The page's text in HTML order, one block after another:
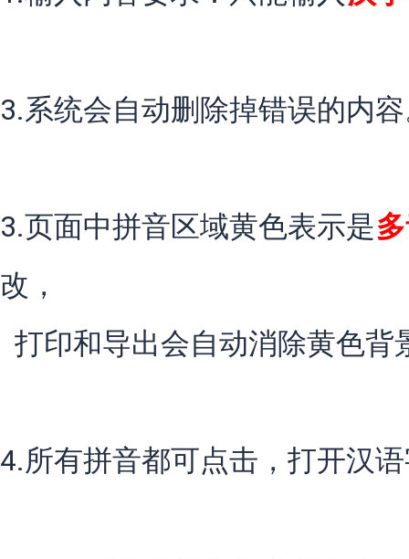
3.系统会自动删除掉错误的内
3.页面中拼音区域黄色表示是
改，
打印和导出会自动消除黄色背
4.所有拼音都可点击，打开汉